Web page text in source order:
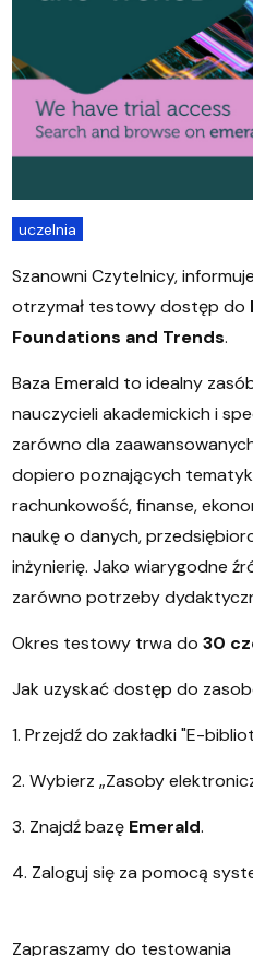
uczelnia
Szanowni Czytelnicy,
otrzymał testowy dostęp do
Foundations and Trends.
Baza Emerald to idealny
nauczycieli akademickich i
zarówno dla
dopiero poznających
rachunkowość, finanse,
naukę o danych,
inżynierię. Jako wiarygodne
zarówno potrzeby
Okres testowy trwa do 30
Jak uzyskać dostęp do
1. Przejdź do zakładki "E-
2. Wybierz „Zasoby
3. Znajdź bazę Emerald.
4. Zaloguj się za pomocą
Zapraszamy do testowania